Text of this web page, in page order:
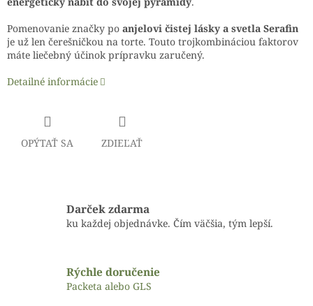
Pomenovanie značky po anjelovi čistej lásky a svetla Serafin
je už len čerešničkou na torte. Touto trojkombináciou faktorov
máte liečebný účinok prípravku zaručený.
Detailné informácie
OPÝTAŤ SA ZDIEĽAŤ
Darček zdarma
ku každej objednávke. Čím väčšia, tým lepší.
Rýchle doručenie
Packeta alebo GLS